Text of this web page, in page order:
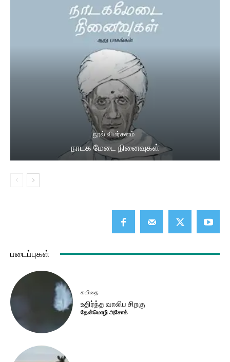
நூல் விமர்சனம்
நாடக மேடை நினைவுகள்
படைப்புகள்
கவிதை
உதிர்ந்த வாலிப சிறகு
தேன்மொழி அசோக்